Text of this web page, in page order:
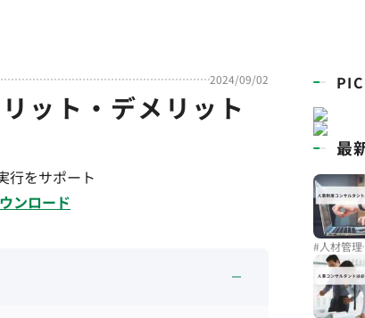
2024/09/02
ット・デメリット
行をサポート
ンロード
最
#人材管理